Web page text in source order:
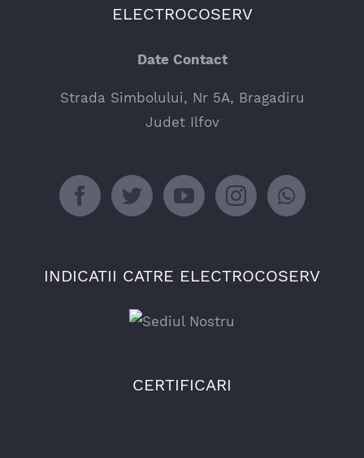
ELECTROCOSERV
Date Contact
Strada Simbolului, Nr 5A, Bragadiru
Judet Ilfov
INDICATII CATRE ELECTROCOSERV
CERTIFICARI